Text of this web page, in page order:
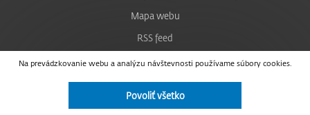
Na prevádzkovanie webu a analýzu návštevnosti používame súbory cookies.
Povoliť všetko
Mapa webu
RSS feed
Nastavenie cookies
Facebook